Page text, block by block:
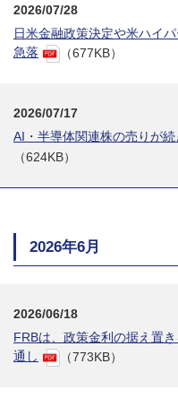
2026/07/28
日米金融政策決定や米ハイ
急落
（677KB）
2026/07/17
AI・半導体関連株の売りが
（624KB）
2026年6月
2026/06/18
FRBは、政策金利の据え置
通し
（773KB）